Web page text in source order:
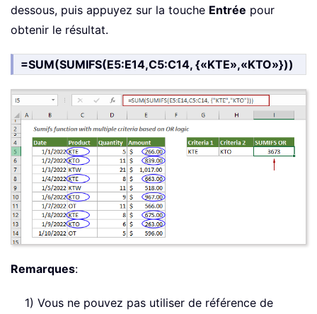
dessous, puis appuyez sur la touche Entrée pour
obtenir le résultat.
=SUM(SUMIFS(E5:E14,C5:C14, {«KTE»,«KTO»}))
Remarques:
1) Vous ne pouvez pas utiliser de référence de